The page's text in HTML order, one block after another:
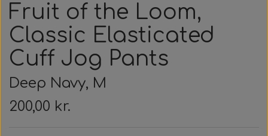
Fruit of the Loom,
Classic Elasticated
Cuff Jog Pants
Deep Navy, M
200,00 kr.